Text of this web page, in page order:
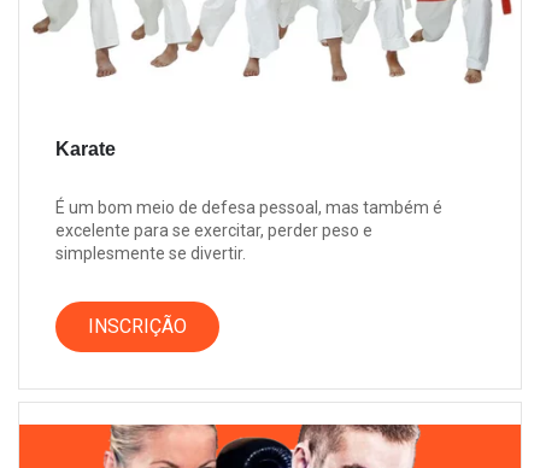
Karate
É um bom meio de defesa pessoal, mas também é
excelente para se exercitar, perder peso e
simplesmente se divertir.
INSCRIÇÃO